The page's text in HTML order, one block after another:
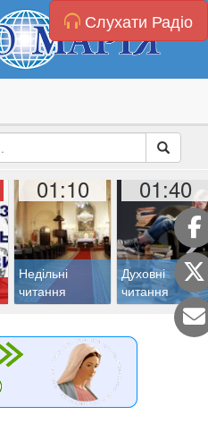
Слухати Радіо
01:10
Недільні
читання
01:40
Духовні
читання